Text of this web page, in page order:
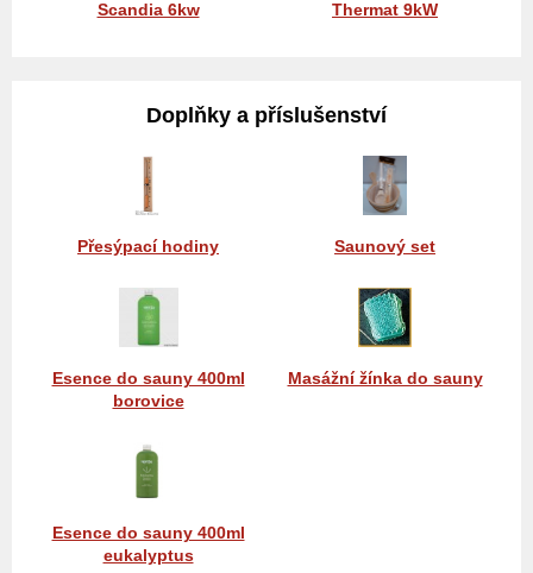
Scandia 6kw
Thermat 9kW
Doplňky a příslušenství
Přesýpací hodiny Saunový set
Esence do sauny 400ml
borovice
Masážní žínka do sauny
Esence do sauny 400ml
eukalyptus